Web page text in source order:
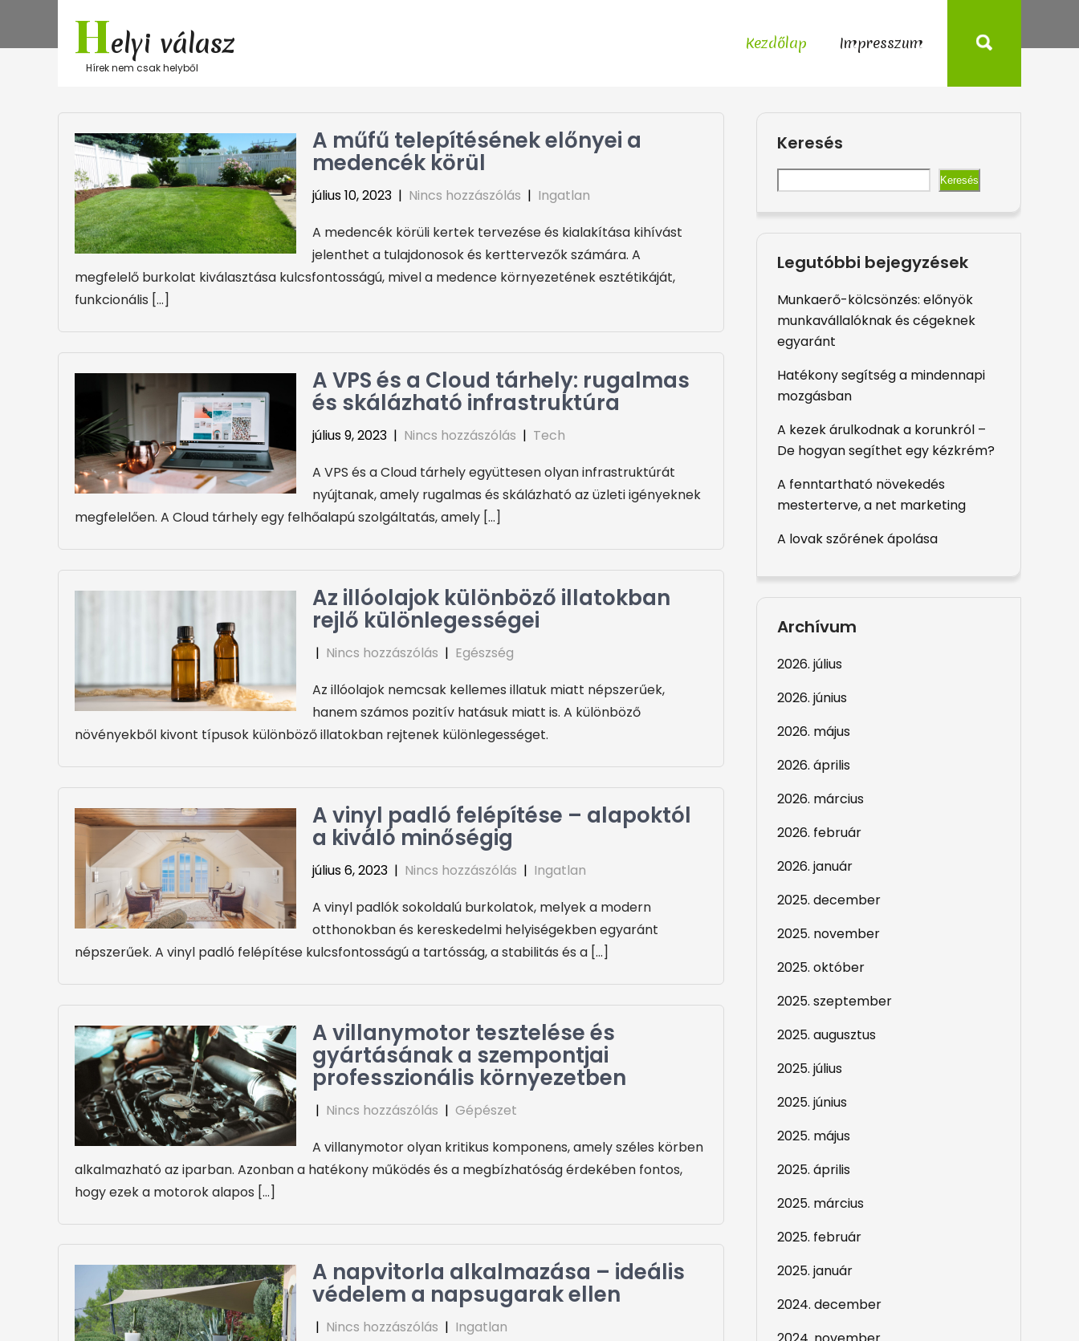
content
Helyi válasz
Hírek nem csak helyből
Kezdőlap Impresszum
A műfű telepítésének előnyei a
medencék körül
július 10, 2023 | Nincs hozzászólás | Ingatlan
A medencék körüli kertek tervezése és kialakítása kihívást
jelenthet a tulajdonosok és kerttervezők számára. A
megfelelő burkolat kiválasztása kulcsfontosságú, mivel a medence környezetének esztétikáját,
funkcionális […]
A VPS és a Cloud tárhely: rugalmas
és skálázható infrastruktúra
július 9, 2023 | Nincs hozzászólás | Tech
A VPS és a Cloud tárhely együttesen olyan infrastruktúrát
nyújtanak, amely rugalmas és skálázható az üzleti igényeknek
megfelelően. A Cloud tárhely egy felhőalapú szolgáltatás, amely […]
Az illóolajok különböző illatokban
rejlő különlegességei
| Nincs hozzászólás | Egészség
Az illóolajok nemcsak kellemes illatuk miatt népszerűek,
hanem számos pozitív hatásuk miatt is. A különböző
növényekből kivont típusok különböző illatokban rejtenek különlegességet.
A vinyl padló felépítése – alapoktól
a kiváló minőségig
július 6, 2023 | Nincs hozzászólás | Ingatlan
A vinyl padlók sokoldalú burkolatok, melyek a modern
otthonokban és kereskedelmi helyiségekben egyaránt
népszerűek. A vinyl padló felépítése kulcsfontosságú a tartósság, a stabilitás és a […]
A villanymotor tesztelése és
gyártásának a szempontjai
professzionális környezetben
| Nincs hozzászólás | Gépészet
A villanymotor olyan kritikus komponens, amely széles körben
alkalmazható az iparban. Azonban a hatékony működés és a megbízhatóság érdekében fontos,
hogy ezek a motorok alapos […]
A napvitorla alkalmazása – ideális
védelem a napsugarak ellen
| Nincs hozzászólás | Ingatlan
Keresés
Keresés
Legutóbbi bejegyzések
Munkaerő-kölcsönzés: előnyök
munkavállalóknak és cégeknek
egyaránt
Hatékony segítség a mindennapi
mozgásban
A kezek árulkodnak a korunkról –
De hogyan segíthet egy kézkrém?
A fenntartható növekedés
mesterterve, a net marketing
A lovak szőrének ápolása
Archívum
2026. július
2026. június
2026. május
2026. április
2026. március
2026. február
2026. január
2025. december
2025. november
2025. október
2025. szeptember
2025. augusztus
2025. július
2025. június
2025. május
2025. április
2025. március
2025. február
2025. január
2024. december